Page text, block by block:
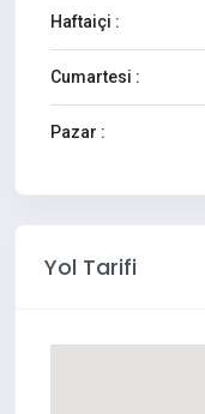
Haftaiçi :
Cumartesi :
Pazar :
Yol Tarifi